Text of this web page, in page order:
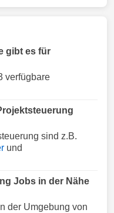
gibt es für
verfügbare
sind z.B.
und
Jobs in der Nähe
der Umgebung von